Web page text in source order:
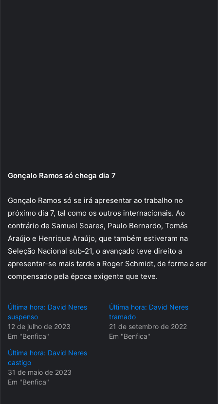
Gonçalo Ramos só chega dia 7
Gonçalo Ramos só se irá apresentar ao trabalho no
próximo dia 7, tal como os outros internacionais. Ao
contrário de Samuel Soares, Paulo Bernardo, Tomás
Araújo e Henrique Araújo, que também estiveram na
Seleção Nacional sub-21, o avançado teve direito a
apresentar-se mais tarde a Roger Schmidt, de forma a ser
compensado pela época exigente que teve.
Última hora: David Neres
suspenso
12 de julho de 2023
Em "Benfica"
Última hora: David Neres
tramado
21 de setembro de 2022
Em "Benfica"
Última hora: David Neres
castigo
31 de maio de 2023
Em "Benfica"